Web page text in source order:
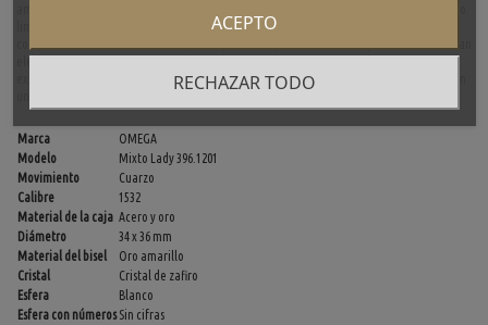
limpio y clásico. La pulsera en tonos de acero y oro, junto con un cierre desplegable,
excelente estado de conservación es perfecto para quienes buscan una pieza de lujo con
Marca
OMEGA
Modelo
Mixto Lady 396.1201
Movimiento
Cuarzo
Calibre
1532
Material de la caja Acero y oro
Diámetro
34 x 36 mm
Material del bisel
Oro amarillo
Cristal
Cristal de zafiro
Esfera
Blanco
Esfera con números Sin cifras
RECHAZAR TODO
ACEPTO